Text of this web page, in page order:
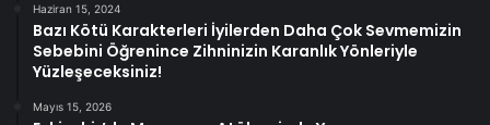
Haziran 15, 2024
Bazı Kötü Karakterleri İyilerden Daha Çok Sevmemizin
Sebebini Öğrenince Zihninizin Karanlık Yönleriyle
Yüzleşeceksiniz!
Mayıs 15, 2026